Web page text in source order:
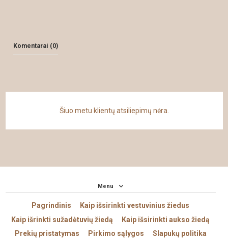
Komentarai (0)
Šiuo metu klientų atsiliepimų nėra.
Menu
Pagrindinis
Kaip išsirinkti vestuvinius žiedus
Kaip išrinkti sužadėtuvių žiedą
Kaip išsirinkti aukso žiedą
Prekių pristatymas
Pirkimo sąlygos Slapukų politika